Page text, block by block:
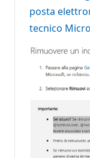
posta
tecnico